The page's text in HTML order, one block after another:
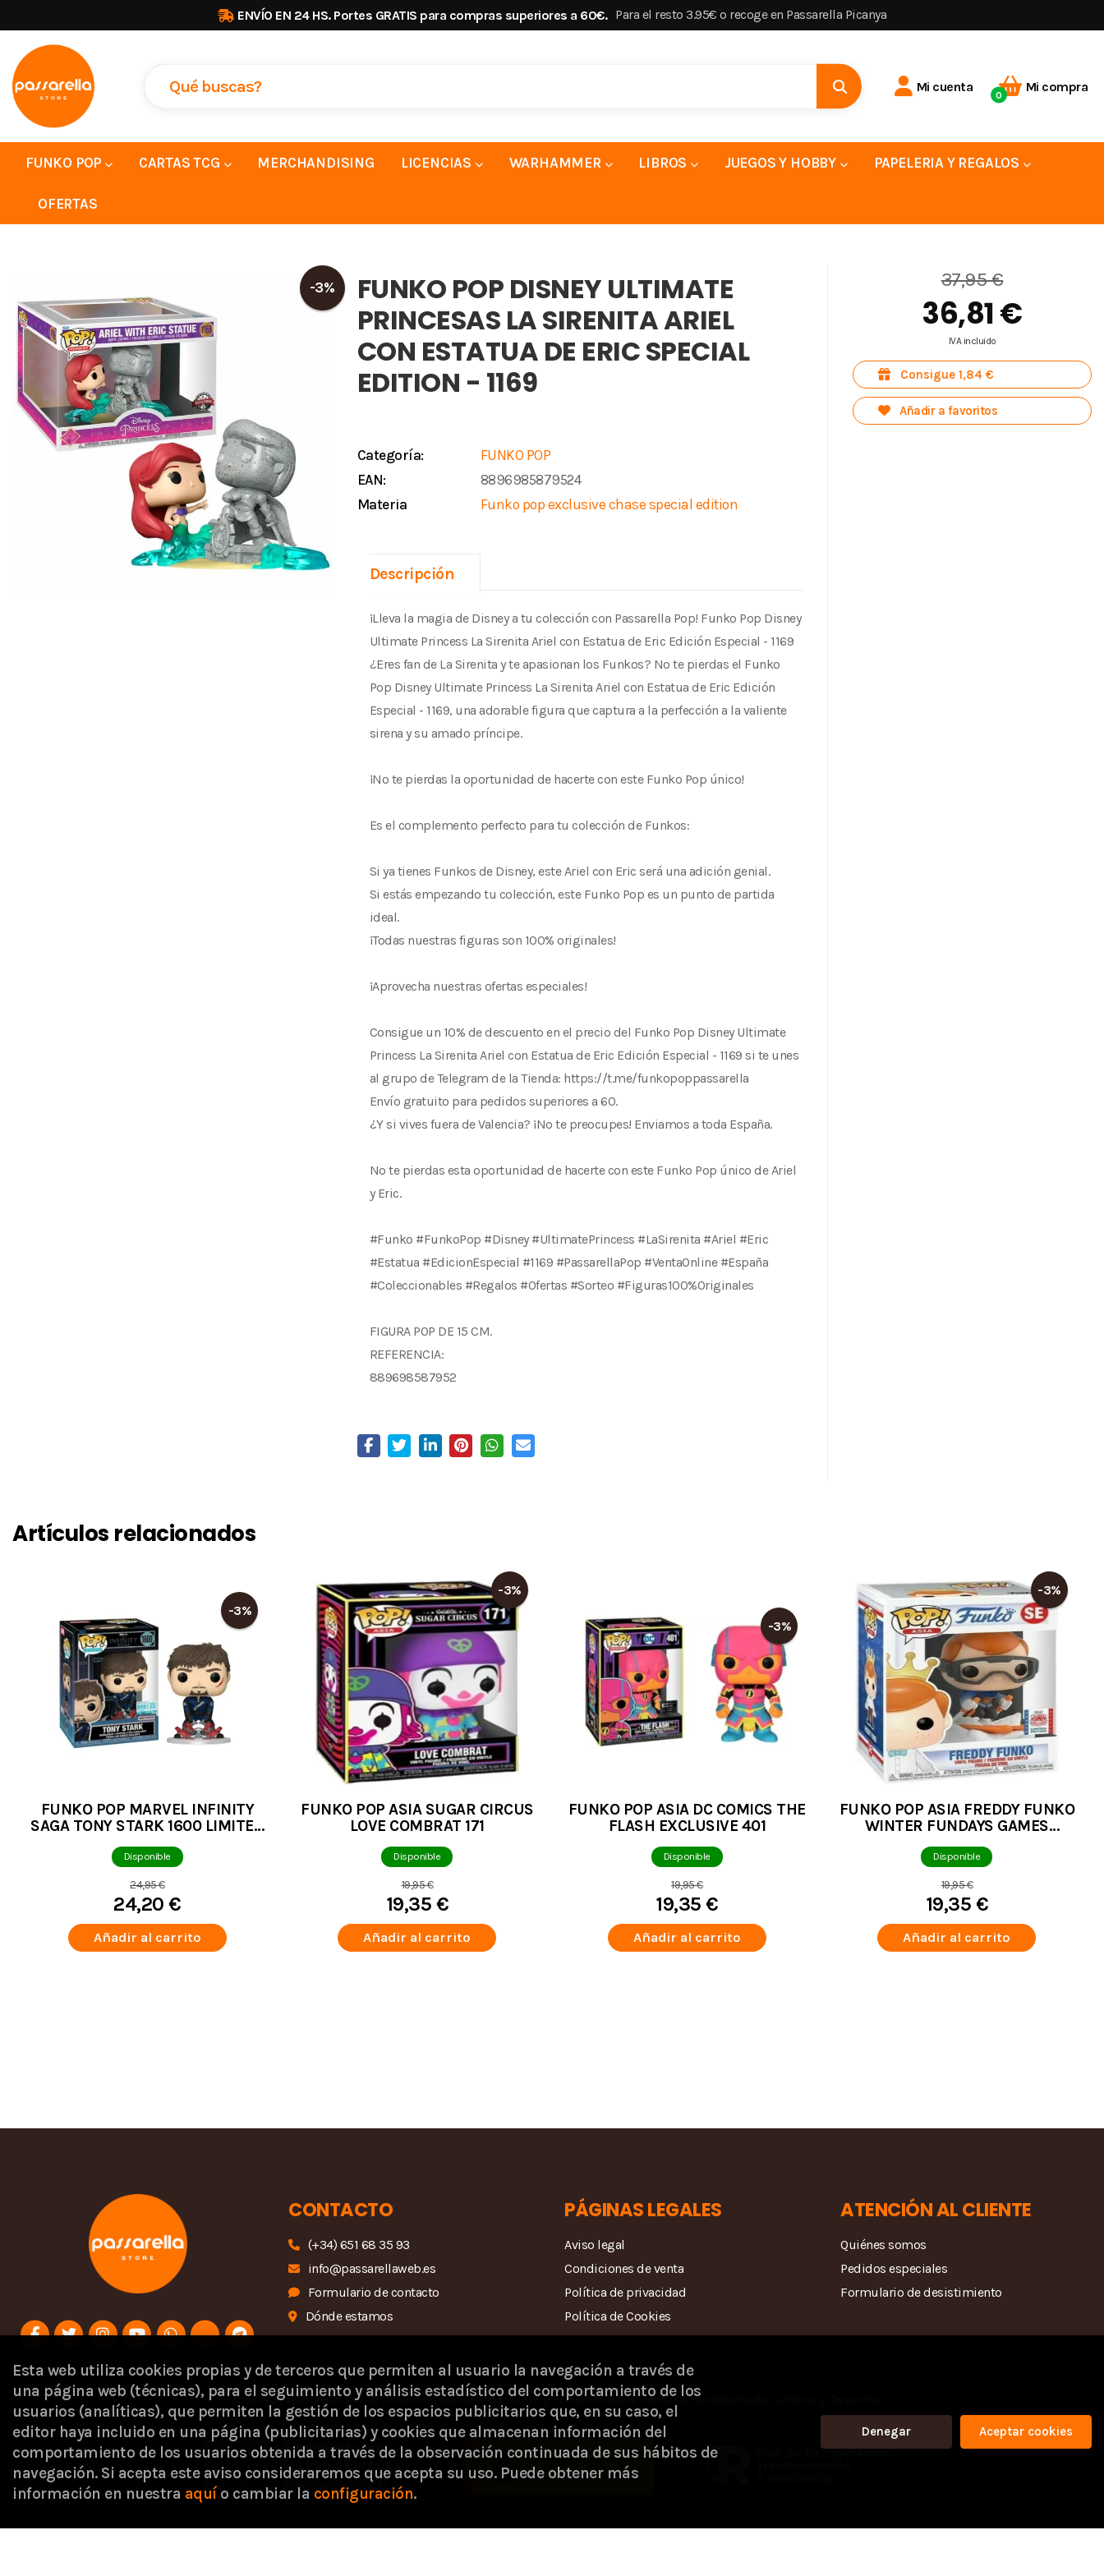
ENVÍO EN 24 HS. Portes GRATIS para compras superiores a 60€. Para el resto 3.95€ o recoge en Passarella Picanya
Mi cuenta Mi compra
0
FUNKO POP CARTAS TCG MERCHANDISING LICENCIAS WARHAMMER LIBROS JUEGOS Y HOBBY PAPELERIA Y REGALOS
OFERTAS
-3%
FUNKO POP DISNEY ULTIMATE
PRINCESAS LA SIRENITA ARIEL
CON ESTATUA DE ERIC SPECIAL
EDITION - 1169
Categoría:
FUNKO POP
EAN:
8896985879524
Materia
Funko pop exclusive chase special edition
Descripción
¡Lleva la magia de Disney a tu colección con Passarella Pop! Funko Pop Disney
Ultimate Princess La Sirenita Ariel con Estatua de Eric Edición Especial - 1169
¿Eres fan de La Sirenita y te apasionan los Funkos? No te pierdas el Funko
Pop Disney Ultimate Princess La Sirenita Ariel con Estatua de Eric Edición
Especial - 1169, una adorable figura que captura a la perfección a la valiente
sirena y su amado príncipe.
¡No te pierdas la oportunidad de hacerte con este Funko Pop único!
Es el complemento perfecto para tu colección de Funkos:
Si ya tienes Funkos de Disney, este Ariel con Eric será una adición genial.
Si estás empezando tu colección, este Funko Pop es un punto de partida
ideal.
¡Todas nuestras figuras son 100% originales!
¡Aprovecha nuestras ofertas especiales!
Consigue un 10% de descuento en el precio del Funko Pop Disney Ultimate
Princess La Sirenita Ariel con Estatua de Eric Edición Especial - 1169 si te unes
al grupo de Telegram de la Tienda: https://t.me/funkopoppassarella
Envío gratuito para pedidos superiores a 60.
¿Y si vives fuera de Valencia? ¡No te preocupes! Enviamos a toda España.
No te pierdas esta oportunidad de hacerte con este Funko Pop único de Ariel
y Eric.
#Funko #FunkoPop #Disney #UltimatePrincess #LaSirenita #Ariel #Eric
#Estatua #EdicionEspecial #1169 #PassarellaPop #VentaOnline #España
#Coleccionables #Regalos #Ofertas #Sorteo #Figuras100%Originales
FIGURA POP DE 15 CM.
REFERENCIA:
889698587952
37,95 €
36,81 €
IVA incluido
Consigue 1,84 €
Añadir a favoritos
Artículos relacionados
-3%
FUNKO POP MARVEL INFINITY
SAGA TONY STARK 1600 LIMITED
EDITION 9500 PZS
Disponible
24,95 €
24,20 €
Añadir al carrito
-3%
FUNKO POP ASIA SUGAR CIRCUS
LOVE COMBRAT 171
Disponible
19,95 €
19,35 €
Añadir al carrito
-3%
FUNKO POP ASIA DC COMICS THE
FLASH EXCLUSIVE 401
Disponible
19,95 €
19,35 €
Añadir al carrito
-3%
FUNKO POP ASIA FREDDY FUNKO
WINTER FUNDAYS GAMES
LIMITED EDITION 2022
Disponible
19,95 €
19,35 €
Añadir al carrito
CONTACTO
(+34) 651 68 35 93
info@passarellaweb.es
Formulario de contacto
Dónde estamos
PÁGINAS LEGALES
Aviso legal
Condiciones de venta
Política de privacidad
Política de Cookies
ATENCIÓN AL CLIENTE
Quiénes somos
Pedidos especiales
Formulario de desistimiento
Proyecto financiado por la Dirección General del Libro y Fomento de la Lectura, Ministerio de Cultura y Deporte.
Esta web utiliza cookies propias y de terceros que permiten al usuario la navegación a través de
una página web (técnicas), para el seguimiento y análisis estadístico del comportamiento de los
usuarios (analíticas), que permiten la gestión de los espacios publicitarios que, en su caso, el
editor haya incluido en una página (publicitarias) y cookies que almacenan información del
comportamiento de los usuarios obtenida a través de la observación continuada de sus hábitos de
navegación. Si acepta este aviso consideraremos que acepta su uso. Puede obtener más
información en nuestra aquío cambiar la configuración.
Denegar Aceptar cookies